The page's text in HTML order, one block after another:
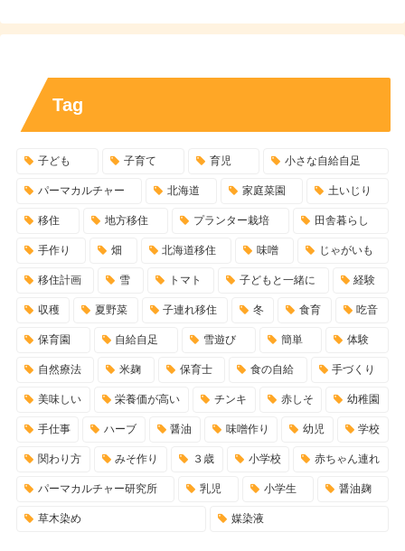
Tag
子ども 子育て 育児 小さな自給自足
パーマカルチャー 北海道 家庭菜園 土いじり
移住 地方移住 プランター栽培 田舎暮らし
手作り 畑 北海道移住 味噌 じゃがいも
移住計画 雪 トマト 子どもと一緒に 経験
収穫 夏野菜 子連れ移住 冬 食育 吃音
保育園 自給自足 雪遊び 簡単 体験
自然療法 米麹 保育士 食の自給 手づくり
美味しい 栄養価が高い チンキ 赤しそ 幼稚園
手仕事 ハーブ 醤油 味噌作り 幼児 学校
関わり方 みそ作り ３歳 小学校 赤ちゃん連れ
パーマカルチャー研究所 乳児 小学生 醤油麹
草木染め 媒染液